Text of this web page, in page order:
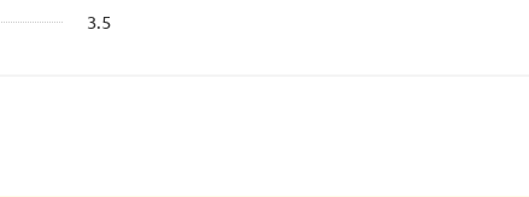
3.5